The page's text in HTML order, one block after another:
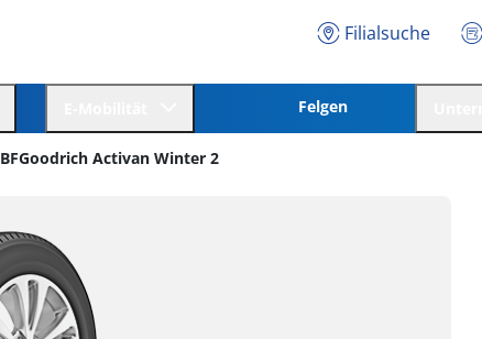
Filialsuche
Felgen
BFGoodrich Activan Winter 2